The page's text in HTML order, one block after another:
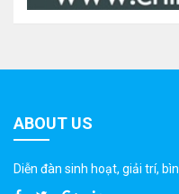
ABOUT US
Diễn đàn sinh hoạt, giải trí,